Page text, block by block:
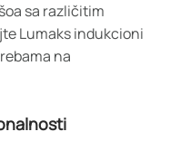
sa različitim
Lumaks indukcioni
na